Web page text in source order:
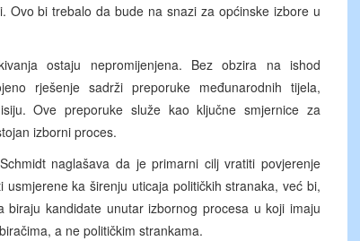
bi trebalo da bude na snazi za općinske izbore u
ostaju nepromijenjena. Bez obzira na ishod
rješenje sadrži preporuke međunarodnih tijela,
Ove preporuke služe kao ključne smjernice za
izborni proces.
naglašava da je primarni cilj vratiti povjerenje
ka širenju uticaja političkih stranaka, već bi,
kandidate unutar izbornog procesa u koji imaju
a ne političkim strankama.